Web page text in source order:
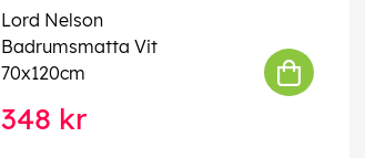
Lord Nelson
Badrumsmatta Vit
70x120cm
348 kr